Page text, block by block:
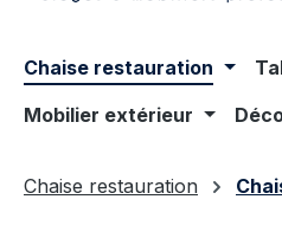
Chaise restauration
Mobilier extérieur
Chaise restauration